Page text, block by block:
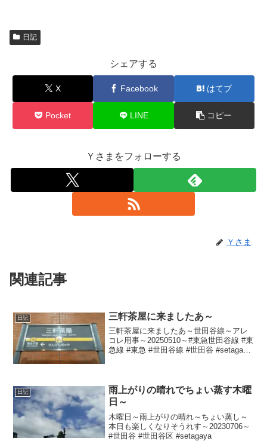
日記
シェアする
X Facebook はてブ
Pocket LINE コピー
Ｙさまをフォローする
Ｙさま
関連記事
日記 三軒茶屋に来ましたあ～
三軒茶屋に来ましたあ～世田谷線～アレ
コレ用事～20250510～#東急世田谷線 #東
急線 #東急 #世田谷線 #世田谷 #setagaya
日記
雨上がりの晴れでちょい蒸す木曜
日～
木曜日～雨上がりの晴れ～ちょい蒸し～
本日も楽しくなりそうれす～20230706～
#世田谷 #世田谷区 #setagaya